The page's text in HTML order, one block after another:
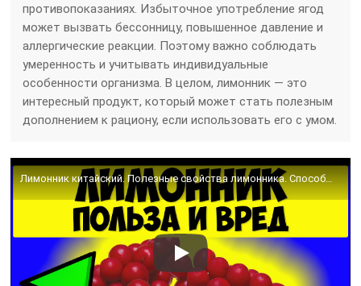
противопоказаниях. Избыточное употребление ягод
может вызвать бессонницу, повышенное давление и
аллергические реакции. Поэтому важно соблюдать
умеренность и учитывать индивидуальные
особенности организма. В целом, лимонник — это
интересный продукт, который может стать полезным
дополнением к рациону, если использовать его с умом.
Лимонник китайский. Полезные свойства лимонника. Способы употребления и применение